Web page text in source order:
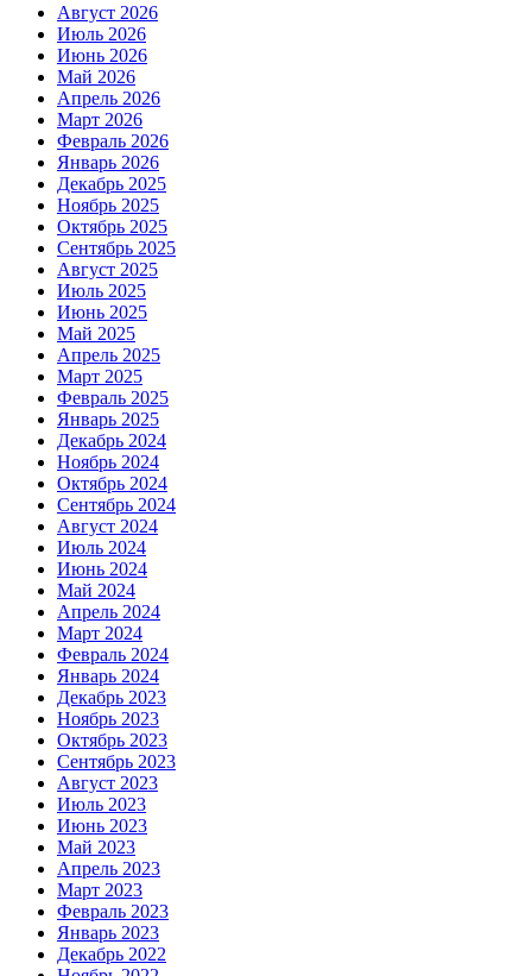
Август 2026
Июль 2026
Июнь 2026
Май 2026
Апрель 2026
Март 2026
Февраль 2026
Январь 2026
Декабрь 2025
Ноябрь 2025
Октябрь 2025
Сентябрь 2025
Август 2025
Июль 2025
Июнь 2025
Май 2025
Апрель 2025
Март 2025
Февраль 2025
Январь 2025
Декабрь 2024
Ноябрь 2024
Октябрь 2024
Сентябрь 2024
Август 2024
Июль 2024
Июнь 2024
Май 2024
Апрель 2024
Март 2024
Февраль 2024
Январь 2024
Декабрь 2023
Ноябрь 2023
Октябрь 2023
Сентябрь 2023
Август 2023
Июль 2023
Июнь 2023
Май 2023
Апрель 2023
Март 2023
Февраль 2023
Январь 2023
Декабрь 2022